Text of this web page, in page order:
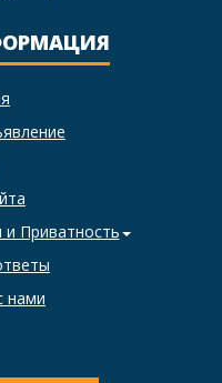
Приватность
нами